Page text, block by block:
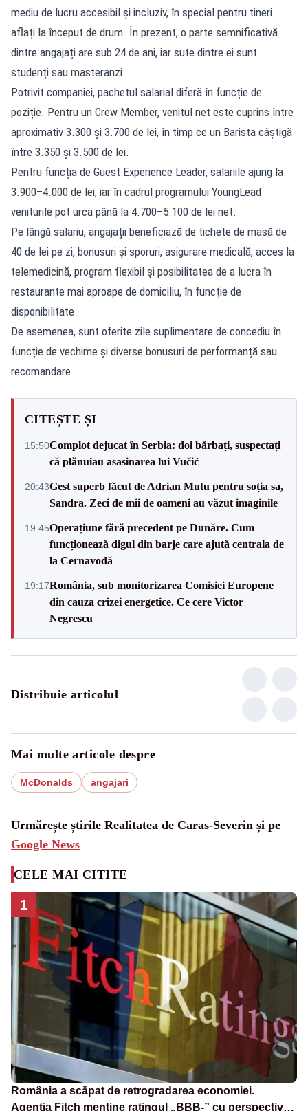
mediu de lucru accesibil și incluziv, în special pentru tineri
aflați la început de drum. În prezent, o parte semnificativă
dintre angajați are sub 24 de ani, iar sute dintre ei sunt
studenți sau masteranzi.
Potrivit companiei, pachetul salarial diferă în funcție de
poziție. Pentru un Crew Member, venitul net este cuprins între
aproximativ 3.300 și 3.700 de lei, în timp ce un Barista câștigă
între 3.350 și 3.500 de lei.
Pentru funcția de Guest Experience Leader, salariile ajung la
3.900–4.000 de lei, iar în cadrul programului YoungLead
veniturile pot urca până la 4.700–5.100 de lei net.
Pe lângă salariu, angajații beneficiază de tichete de masă de
40 de lei pe zi, bonusuri și sporuri, asigurare medicală, acces la
telemedicină, program flexibil și posibilitatea de a lucra în
restaurante mai aproape de domiciliu, în funcție de
disponibilitate.
De asemenea, sunt oferite zile suplimentare de concediu în
funcție de vechime și diverse bonusuri de performanță sau
recomandare.
CITEȘTE ȘI
15:50Complot dejucat în Serbia: doi bărbați, suspectați
că plănuiau asasinarea lui Vučić
20:43Gest superb făcut de Adrian Mutu pentru soția sa,
Sandra. Zeci de mii de oameni au văzut imaginile
19:45Operațiune fără precedent pe Dunăre. Cum
funcționează digul din barje care ajută centrala de
la Cernavodă
19:17România, sub monitorizarea Comisiei Europene
din cauza crizei energetice. Ce cere Victor
Negrescu
Distribuie articolul
Mai multe articole despre
McDonalds angajari
Urmărește știrile Realitatea de Caras-Severin și pe
Google News
CELE MAI CITITE
1
România a scăpat de retrogradarea economiei.
Agenția Fitch menține ratingul „BBB-” cu perspectivă